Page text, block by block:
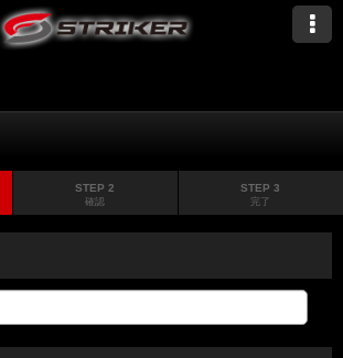
STEP 2
確認
STEP 3
完了